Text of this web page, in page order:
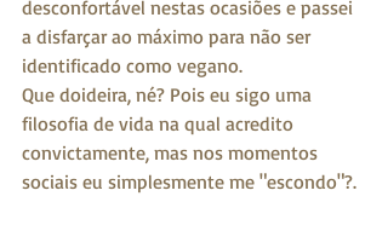
desconfortável nestas ocasiões e passei
a disfarçar ao máximo para não ser
identificado como vegano.
Que doideira, né? Pois eu sigo uma
filosofia de vida na qual acredito
convictamente, mas nos momentos
sociais eu simplesmente me "escondo"?.